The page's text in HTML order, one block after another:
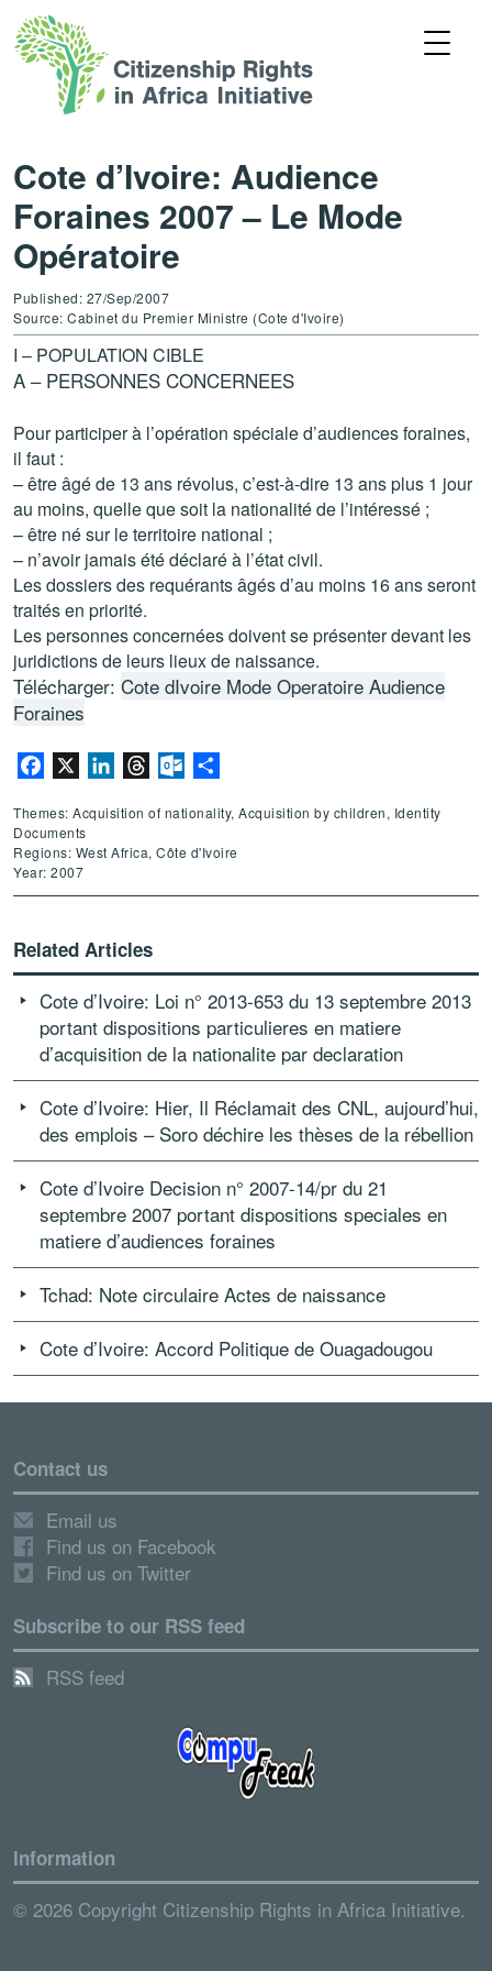
Cote d’Ivoire: Audience
Foraines 2007 – Le Mode
Opératoire
Published: 27/Sep/2007
Source: Cabinet du Premier Ministre (Cote d'Ivoire)
I – POPULATION CIBLE
A – PERSONNES CONCERNEES
Pour participer à l’opération spéciale d’audiences foraines,
il faut :
– être âgé de 13 ans révolus, c’est-à-dire 13 ans plus 1 jour
au moins, quelle que soit la nationalité de l’intéressé ;
– être né sur le territoire national ;
– n’avoir jamais été déclaré à l’état civil.
Les dossiers des requérants âgés d’au moins 16 ans seront
traités en priorité.
Les personnes concernées doivent se présenter devant les
juridictions de leurs lieux de naissance.
Télécharger: Cote dIvoire Mode Operatoire Audience
Foraines
Facebook LinkedInThreadsOutlook.com
Themes: Acquisition of nationality, Acquisition by children, Identity
Documents
Regions: West Africa, Côte d'Ivoire
Year: 2007
Related Articles
Cote d’Ivoire: Loi n° 2013-653 du 13 septembre 2013
portant dispositions particulieres en matiere
d’acquisition de la nationalite par declaration
Cote d’Ivoire: Hier, Il Réclamait des CNL, aujourd’hui,
des emplois – Soro déchire les thèses de la rébellion
Cote d’Ivoire Decision n° 2007-14/pr du 21
septembre 2007 portant dispositions speciales en
matiere d’audiences foraines
Tchad: Note circulaire Actes de naissance
Cote d’Ivoire: Accord Politique de Ouagadougou
Contact us
Email us
Find us on Facebook
Find us on Twitter
Subscribe to our RSS feed
RSS feed
Information
© 2026 Copyright Citizenship Rights in Africa Initiative.